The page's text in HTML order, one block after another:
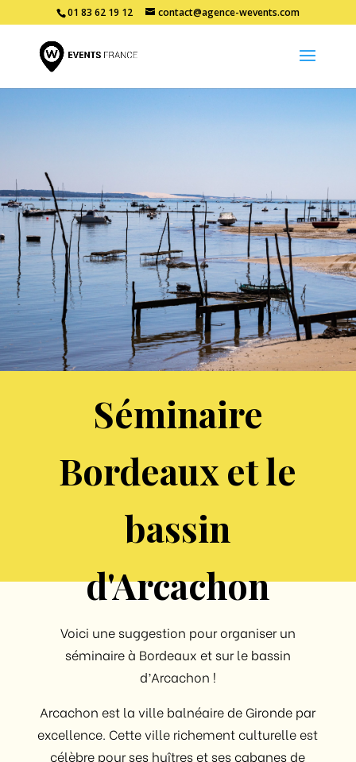
01 83 62 19 12 contact@agence-wevents.com
Séminaire
Bordeaux et le
bassin
d'Arcachon
Voici une suggestion pour organiser un
séminaire à Bordeaux et sur le bassin
d’Arcachon !
Arcachon est la ville balnéaire de Gironde par
excellence. Cette ville richement culturelle est
célèbre pour ses huîtres et ses cabanes de